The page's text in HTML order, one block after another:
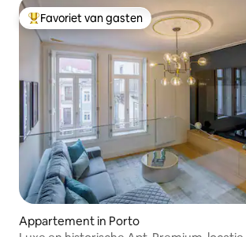
Topfavoriet van gasten
Favoriet van gasten
Appartement in Porto